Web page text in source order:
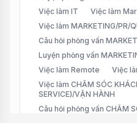
Việc làm IT
Việc làm
Việc làm MARKETING/PR/
Câu hỏi phỏng vấn
Luyện phỏng vấn
Việc làm Remote
Việc
Việc làm CHĂM SÓC
SERVICE)/VẬN HÀNH
Câu hỏi phỏng vấn CHĂM